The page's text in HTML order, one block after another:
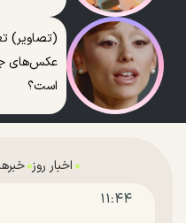
(تصاویر)
عکس‌های
است؟
اخبار روز
۱۱:۴۴